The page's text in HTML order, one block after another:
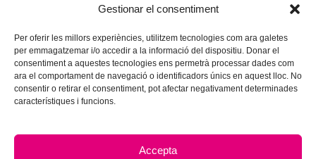
Gestionar el consentiment
Per oferir les millors experiències, utilitzem tecnologies com ara galetes
per emmagatzemar i/o accedir a la informació del dispositiu. Donar el
consentiment a aquestes tecnologies ens permetrà processar dades com
ara el comportament de navegació o identificadors únics en aquest lloc. No
consentir o retirar el consentiment, pot afectar negativament determinades
característiques i funcions.
Accepta